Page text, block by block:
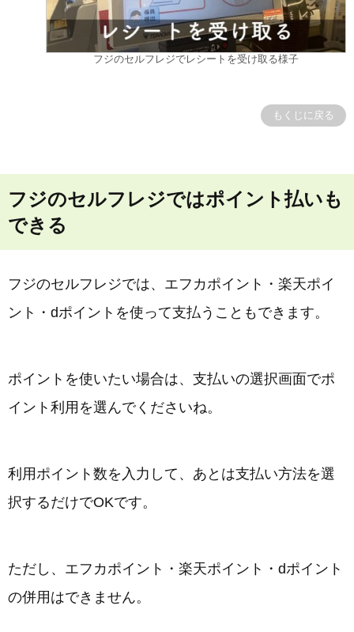
フジのセルフレジでレシートを受け取る様子
もくじに戻る
フジのセルフレジではポイント払いも
できる
フジのセルフレジでは、エフカポイント・楽天ポイ
ント・dポイントを使って支払うこともできます。
ポイントを使いたい場合は、支払いの選択画面でポ
イント利用を選んでくださいね。
利用ポイント数を入力して、あとは支払い方法を選
択するだけでOKです。
ただし、エフカポイント・楽天ポイント・dポイント
の併用はできません。